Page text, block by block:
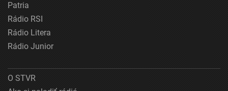
Patria
Rádio RSI
Rádio Litera
Rádio Junior
O STVR